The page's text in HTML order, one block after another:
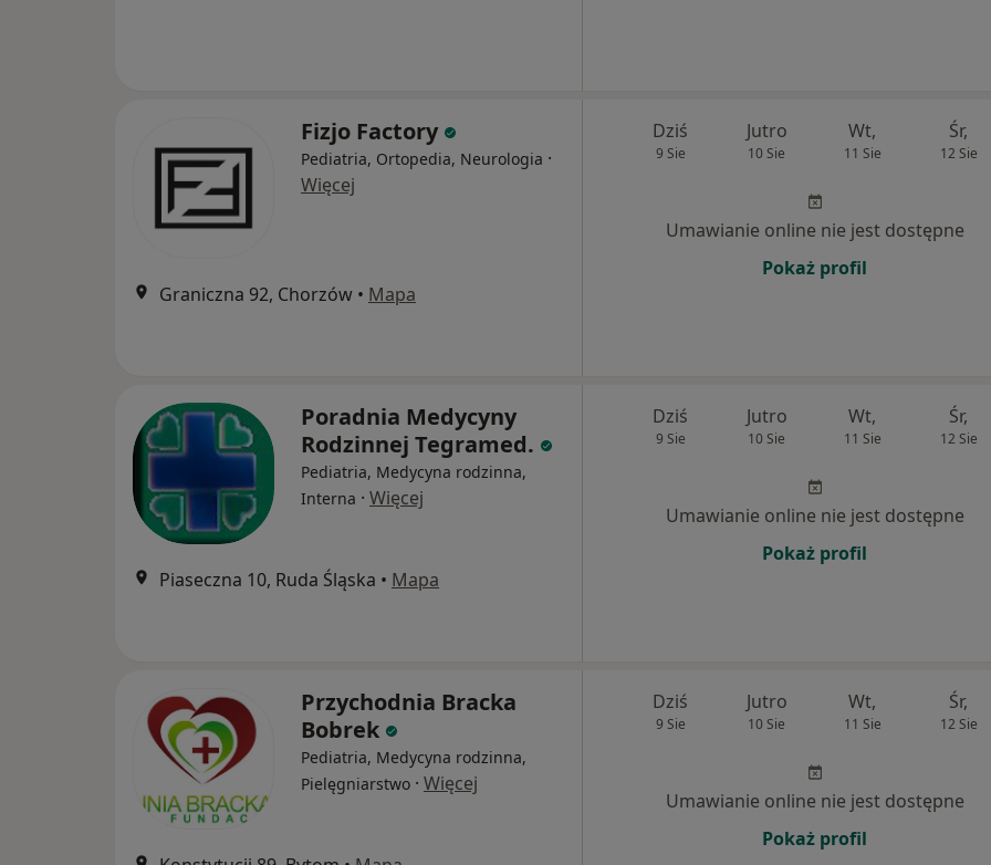
Fizjo Factory
Pediatria, Ortopedia, Neurologia ·
Więcej
Graniczna 92, Chorzów • Mapa
Dziś
9 Sie
Jutro
10 Sie
Wt,
11 Sie
Śr,
12 Sie
Umawianie online nie jest dostępne
Pokaż profil
Poradnia Medycyny
Rodzinnej Tegramed.
Pediatria, Medycyna rodzinna,
Interna · Więcej
Piaseczna 10, Ruda Śląska • Mapa
Dziś
9 Sie
Jutro
10 Sie
Wt,
11 Sie
Śr,
12 Sie
Umawianie online nie jest dostępne
Pokaż profil
Przychodnia Bracka
Bobrek
Pediatria, Medycyna rodzinna,
Pielęgniarstwo · Więcej
Dziś
9 Sie
Jutro
10 Sie
Wt,
11 Sie
Śr,
12 Sie
Umawianie online nie jest dostępne
Pokaż profil